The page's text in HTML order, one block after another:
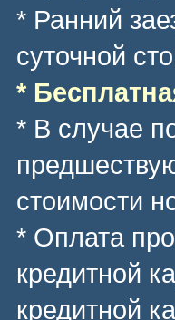
* Ранний
суточной
*
* В случае
стоимости
* Оплата
кредитной
кредитной